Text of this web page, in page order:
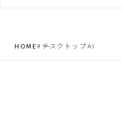
HOME#デスクトップAI